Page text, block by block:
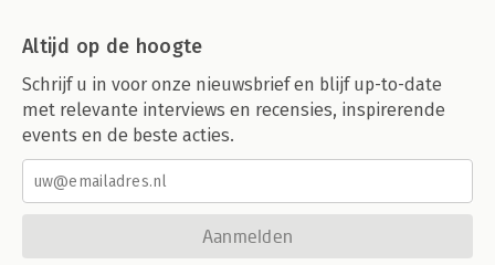
Altijd op de hoogte
Schrijf u in voor onze nieuwsbrief en blijf up-to-date
met relevante interviews en recensies, inspirerende
events en de beste acties.
Aanmelden